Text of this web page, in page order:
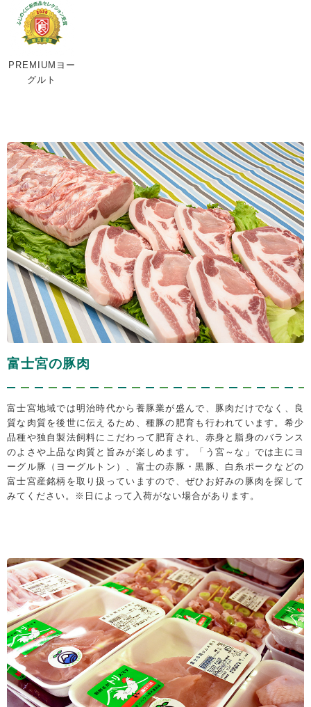
PREMIUMヨー
グルト
富士宮の豚肉
富士宮地域では明治時代から養豚業が盛んで、豚肉だけでなく、良
質な肉質を後世に伝えるため、種豚の肥育も行われています。希少
品種や独自製法飼料にこだわって肥育され、赤身と脂身のバランス
のよさや上品な肉質と旨みが楽しめます。「う宮～な」では主にヨ
ーグル豚（ヨーグルトン）、富士の赤豚・黒豚、白糸ポークなどの
富士宮産銘柄を取り扱っていますので、ぜひお好みの豚肉を探して
みてください。※日によって入荷がない場合があります。